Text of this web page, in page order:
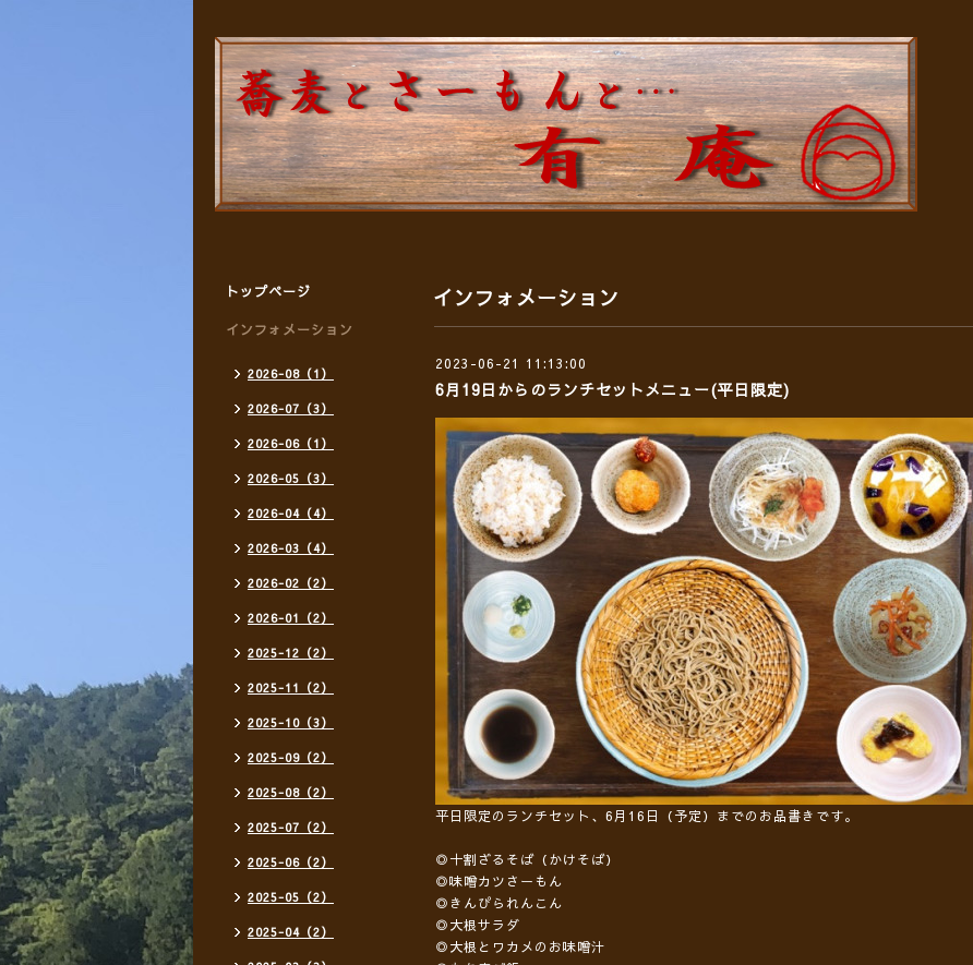
インフォメーション
2023-06-21 11:13:00
6月19日からのランチセットメニュー(平日限定)
平日限定のランチセット、6月16日（予定）までのお品書きです。
◎十割ざるそば（かけそば）
◎味噌カツさーもん
◎きんぴられんこん
◎大根サラダ
◎大根とワカメのお味噌汁
トップページ
インフォメーション
2026-08（1）
2026-07（3）
2026-06（1）
2026-05（3）
2026-04（4）
2026-03（4）
2026-02（2）
2026-01（2）
2025-12（2）
2025-11（2）
2025-10（3）
2025-09（2）
2025-08（2）
2025-07（2）
2025-06（2）
2025-05（2）
2025-04（2）